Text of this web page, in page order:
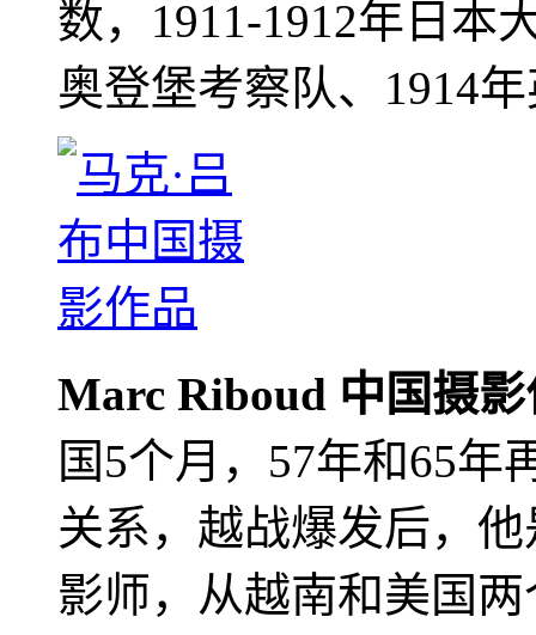
数，1911-1912年日本
奥登堡考察队、1914
Marc Riboud 中国摄
国5个月，57年和65年
关系，越战爆发后，
影师，从越南和美国